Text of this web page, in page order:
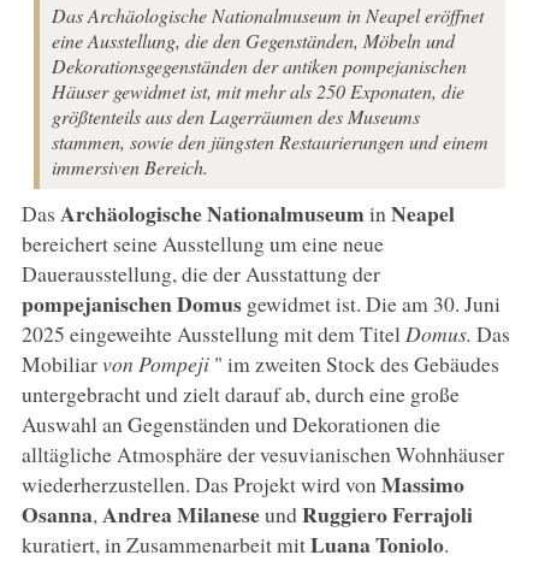
Das Archäologische Nationalmuseum in Neapel eröffnet
eine Ausstellung, die den Gegenständen, Möbeln und
Dekorationsgegenständen der antiken pompejanischen
Häuser gewidmet ist, mit mehr als 250 Exponaten, die
größtenteils aus den Lagerräumen des Museums
stammen, sowie den jüngsten Restaurierungen und einem
immersiven Bereich.
Das Archäologische Nationalmuseumin Neapel
bereichert seine Ausstellung um eine neue
Dauerausstellung, die der Ausstattung der
pompejanischen Domusgewidmet ist. Die am 30. Juni
2025 eingeweihte Ausstellung mit dem Titel Domus. Das
Mobiliarvon Pompeji" im zweiten Stock des Gebäudes
untergebracht und zielt darauf ab, durch eine große
Auswahl an Gegenständen und Dekorationen die
alltägliche Atmosphäre der vesuvianischen Wohnhäuser
wiederherzustellen. Das Projekt wird von Massimo
Osanna, Andrea MilaneseundRuggiero Ferrajoli
kuratiert, in Zusammenarbeit mitLuana Toniolo.